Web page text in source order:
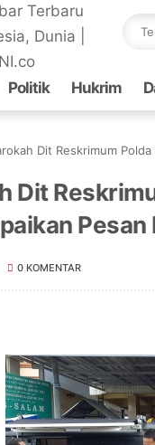
Politik Hukrim
Dit Reskrimum
Dit
0 KOMENTAR